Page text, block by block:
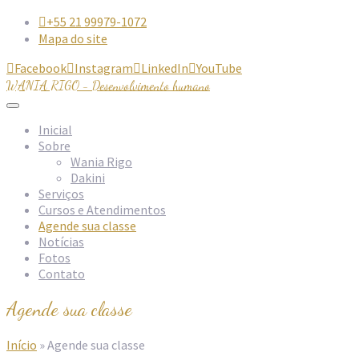
+55 21 99979-1072
Mapa do site
FacebookInstagramLinkedInYouTube
WANIA RIGO - Desenvolvimento humano
Inicial
Sobre
Wania Rigo
Dakini
Serviços
Cursos e Atendimentos
Agende sua classe
Notícias
Fotos
Contato
Agende sua classe
Início »Agende sua classe